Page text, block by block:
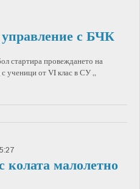
с БЧК
стартира провеждането на
ученици от VI клас в СУ „
колата малолетно